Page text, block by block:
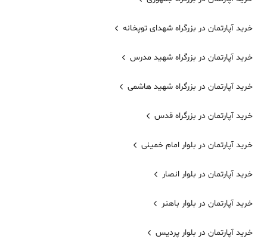
خرید آپارتمان در بزرگراه شهدای توپخانه
خرید آپارتمان در بزرگراه شهید مدرس
خرید آپارتمان در بزرگراه شهید هاشمی
خرید آپارتمان در بزرگراه قدس
خرید آپارتمان در بلوار امام خمینی
خرید آپارتمان در بلوار انصار
خرید آپارتمان در بلوار باهنر
خرید آپارتمان در بلوار پردیس